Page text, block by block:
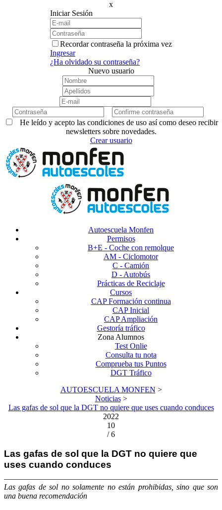
x
Iniciar Sesión
Recordar contraseña la próxima vez
Ingresar
¿Ha olvidado su contraseña?
Nuevo usuario
He leído y acepto las condiciones de uso así como deseo recibir
newsletters sobre novedades.
Crear usuario
Autoescuela Monfen
Permisos
B+E - Coche con remolque
AM - Ciclomotor
C - Camión
D - Autobús
Prácticas de Reciclaje
Cursos
CAP Formación continua
CAP Inicial
CAP Ampliación
Gestoría tráfico
Zona Alumnos
Test Onlie
Consulta tu nota
Comprueba tus Puntos
DGT Tráfico
AUTOESCUELA MONFEN >
Noticias>
Las gafas de sol que la DGT no quiere que uses cuando conduces
2022
10
/ 6
Las gafas de sol que la DGT no quiere que
uses cuando conduces
Las gafas de sol no solamente no están prohibidas, sino que son
una buena recomendación